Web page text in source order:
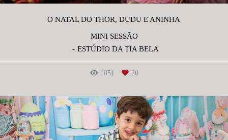
O NATAL DO THOR, DUDU E ANINHA
MINI SESSÃO
ESTÚDIO DA TIA BELA
1051 20